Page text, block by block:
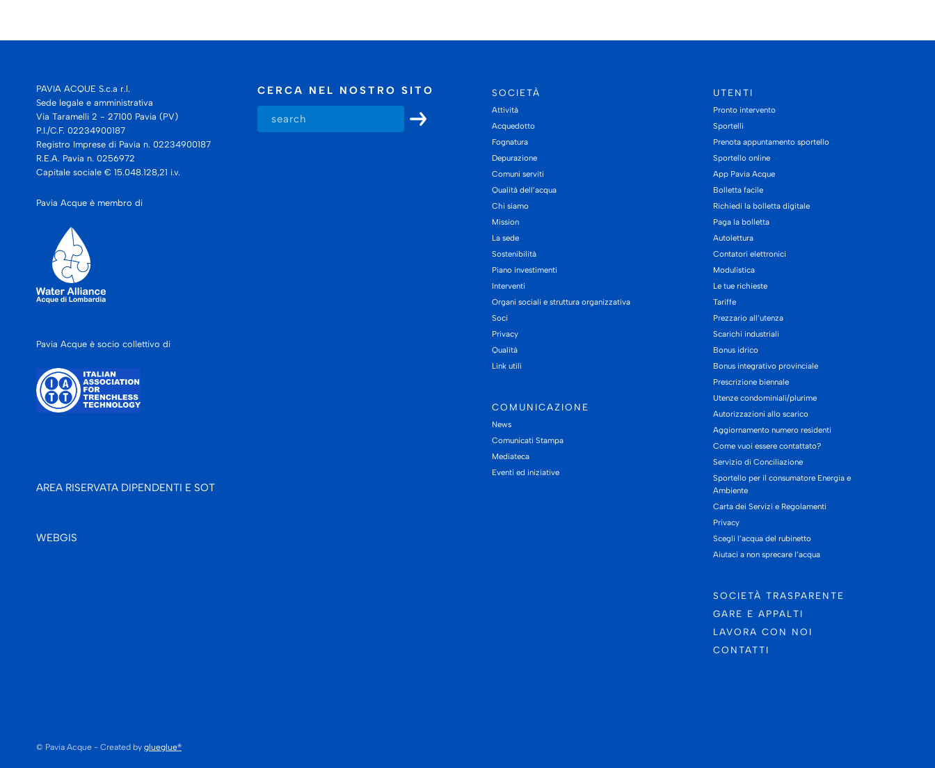
PAVIA ACQUE S.c.a r.l.
Sede legale e amministrativa
Via Taramelli 2 - 27100 Pavia (PV)
P.I./C.F. 02234900187
Registro Imprese di Pavia n. 02234900187
R.E.A. Pavia n. 0256972
Capitale sociale € 15.048.128,21 i.v.
Pavia Acque è membro di
Pavia Acque è socio collettivo di
AREA RISERVATA DIPENDENTI E SOT
WEBGIS
CERCA NEL NOSTRO SITO SOCIETÀ
Attività
Acquedotto
Fognatura
Depurazione
Comuni serviti
Qualità dell’acqua
Chi siamo
Mission
La sede
Sostenibilità
Piano investimenti
Interventi
Organi sociali e struttura organizzativa
Soci
Privacy
Qualità
Link utili
COMUNICAZIONE
News
Comunicati Stampa
Mediateca
Eventi ed iniziative
UTENTI
Pronto intervento
Sportelli
Prenota appuntamento sportello
Sportello online
App Pavia Acque
Bolletta facile
Richiedi la bolletta digitale
Paga la bolletta
Autolettura
Contatori elettronici
Modulistica
Le tue richieste
Tariffe
Prezzario all’utenza
Scarichi industriali
Bonus idrico
Bonus integrativo provinciale
Prescrizione biennale
Utenze condominiali/plurime
Autorizzazioni allo scarico
Aggiornamento numero residenti
Come vuoi essere contattato?
Servizio di Conciliazione
Sportello per il consumatore Energia e
Ambiente
Carta dei Servizi e Regolamenti
Privacy
Scegli l’acqua del rubinetto
Aiutaci a non sprecare l’acqua
SOCIETÀ TRASPARENTE
GARE E APPALTI
LAVORA CON NOI
CONTATTI
© Pavia Acque - Created by glueglue®